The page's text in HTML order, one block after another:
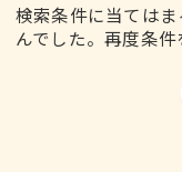
検索条件に当ては
んでした。再度条件